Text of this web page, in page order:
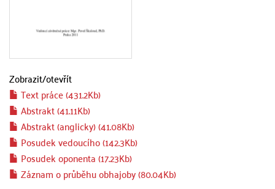
Zobrazit/otevřít
Text práce (431.2Kb)
Abstrakt (41.11Kb)
Abstrakt (anglicky) (41.08Kb)
Posudek vedoucího (142.3Kb)
Posudek oponenta (17.23Kb)
Záznam o průběhu obhajoby (80.04Kb)